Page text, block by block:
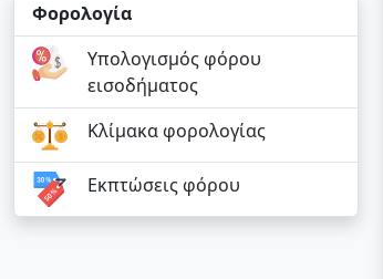
Φορολογία
Υπολογισμός φόρου
εισοδήματος
Κλίμακα φορολογίας
Εκπτώσεις φόρου